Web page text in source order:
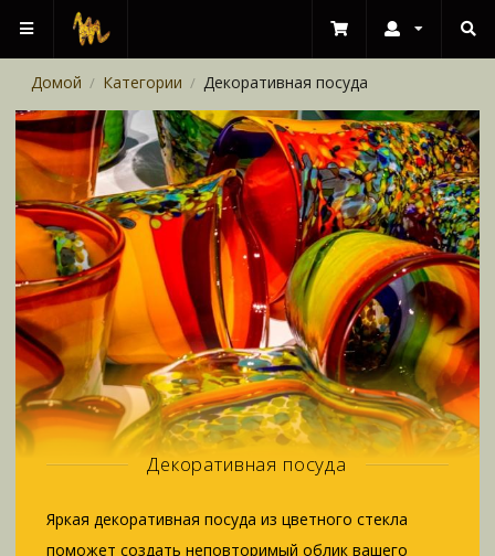
Домой / Категории / Декоративная посуда
Декоративная посуда
Яркая декоративная посуда из цветного стекла
поможет создать неповторимый облик вашего